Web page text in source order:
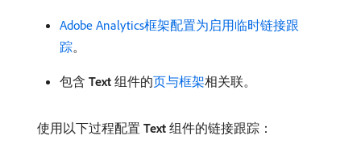
Adobe Analytics框架配置为启用临时链接跟
踪。
包含​ Text ​组件的页与框架相关联。
使用以下过程配置​ Text ​组件的链接跟踪：